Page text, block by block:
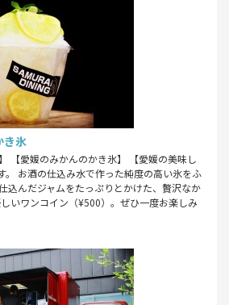
き氷
【愛媛のみかんのかき氷】 【愛媛の美味し
。 お酒の仕込み水で作った純度の高い氷をふ
込んだジャムをたっぷりとかけた、贅沢なか
いワンコイン（¥500）。ぜひ一度お楽しみ